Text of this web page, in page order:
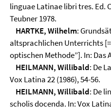
linguae Latinae libri tres. Ed.
Teubner 1978.
HARTKE, Wilhelm:
altsprachlichen Unterrichts
optischen Methode”]. In: Das
HEILMANN, Willibald: De
Vox Latina 22 (1986), 54-56.
HEILMANN, Willibald: De
scholis docenda. In: Vox